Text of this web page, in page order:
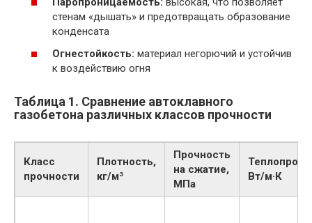
стенам «дышать» и предотвращать образование
конденсата
Огнестойкость: материал негорючий и устойчив
к воздействию огня
Таблица 1. Сравнение автоклавного
газобетона различных классов прочности
Класс
прочности
Плотность,
кг/м³
Прочность
на сжатие,
МПа
Вт/м·К